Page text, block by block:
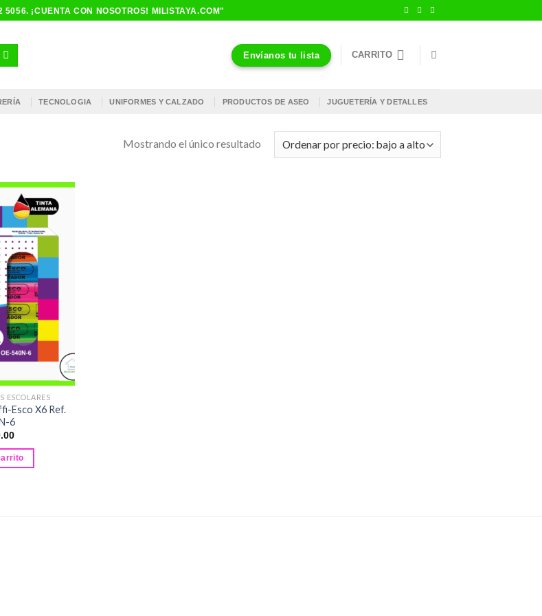
¡CUENTA CON NOSOTROS! MILISTAYA.COM"
Envíanos tu lista CARRITO
TECNOLOGIA UNIFORMES Y CALZADO PRODUCTOS DE ASEO JUGUETERÍA Y DETALLES
Mostrando el único resultado
ESCOLARES
Esco X6 Ref.
6